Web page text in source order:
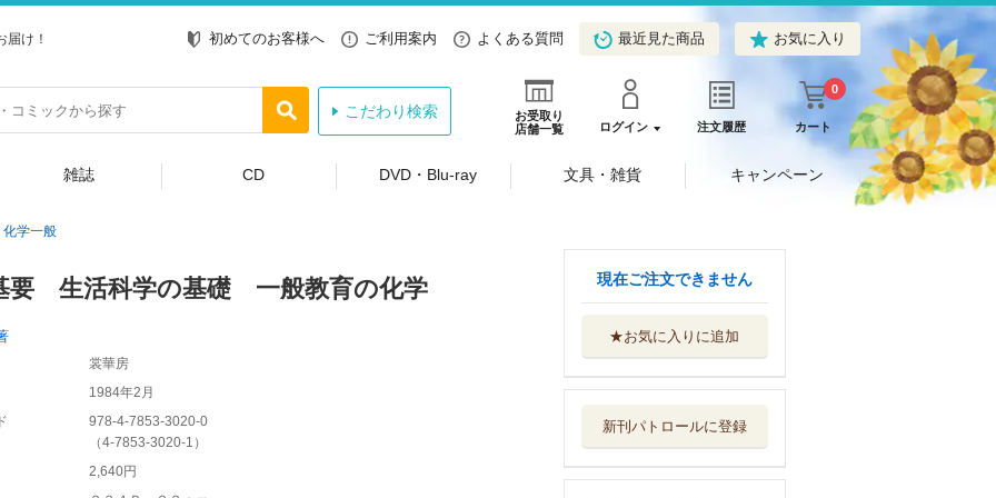
け！ 初めてのお客様へ ご利用案内 よくある質問 最近見た商品 お気に入り
お受取り
店舗一覧
ログイン 注文履歴 カート
0
こだわり検索
雑誌 CD DVD・Blu-ray 文具・雑貨 キャンペーン
化学一般
要 生活科学の基礎 一般教育の化学
裳華房
1984年2月
978-4-7853-3020-0
（4-7853-3020-1 ）
2,640円
現在ご注文できません
★お気に入りに追加
新刊パトロールに登録
「探究」活動から
はじめる言語文...
海道の人類史 海
京都大学学術出...